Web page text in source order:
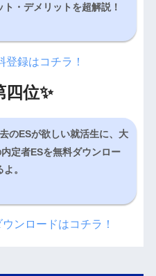
ト・デメリットを超解説！
登録はコチラ！
四位✨
のESが欲しい就活生に、大
定者ESを無料ダウンロー
。
ンロードはコチラ！